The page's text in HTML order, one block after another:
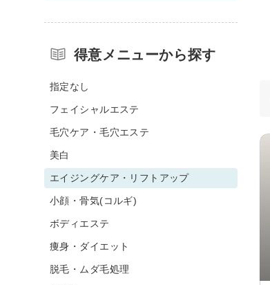
得意メニューから探す
指定なし
フェイシャルエステ
毛穴ケア・毛穴エステ
美白
エイジングケア・リフトアップ
小顔・骨気(コルギ)
ボディエステ
痩身・ダイエット
脱毛・ムダ毛処理